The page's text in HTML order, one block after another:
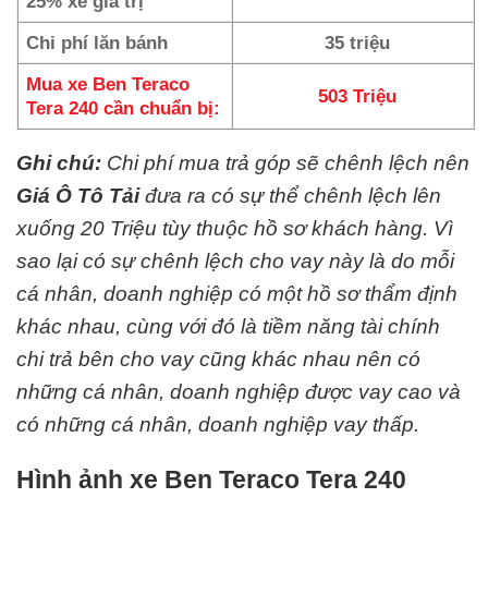
Chi phí lăn bánh
35 triệu
Mua xe Ben Teraco
Tera 240 cần chuẩn bị:
503 Triệu
Ghi chú: Chi phí mua trả góp sẽ chênh lệch nên
Giá Ô Tô Tảiđưa ra có sự thể chênh lệch lên
xuống 20 Triệu tùy thuộc hồ sơ khách hàng. Vì
sao lại có sự chênh lệch cho vay này là do mỗi
cá nhân, doanh nghiệp có một hồ sơ thẩm định
khác nhau, cùng với đó là tiềm năng tài chính
chi trả bên cho vay cũng khác nhau nên có
những cá nhân, doanh nghiệp được vay cao và
có những cá nhân, doanh nghiệp vay thấp.
Hình ảnh xe Ben Teraco Tera 240